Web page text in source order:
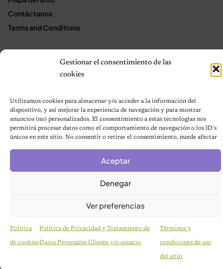
Gestionar el consentimiento de las
cookies
Utilizamos cookies para almacenar y/o acceder a la información del
dispositivo, y así mejorar la experiencia de navegación y para mostrar
anuncios (no) personalizados. El consentimiento a estas tecnologías nos
permitirá procesar datos como el comportamiento de navegación o los ID's
únicos en este sitio. No consentir o retirar el consentimiento, puede afectar
Aceptar
Denegar
Ver preferencias
Política
de cookies
Política de Privacidad y Tratamiento de
Datos Personales Cliente y/o usuario
Términos y
condiciones de uso
del sitio
HISTORIAS EMOTIVAS
Pesaba poco más de un kilo y estaba en la lista de
Contáctanos
Terms and Conditions
© 2026 Notas de Mascotas
Política de privacidad